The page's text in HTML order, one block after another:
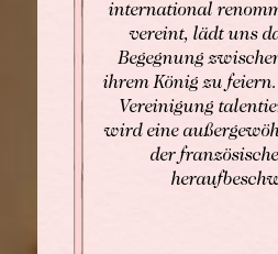
Buchen Gourmet-
Buchen Bistro-
Für Daten "auf
wenden Sie sich bitte
Tel: +33 2 42
Fax: +33 1 40
international
vereint, lädt uns
Begegnung
ihrem König zu
Vereinigung
wird eine
der